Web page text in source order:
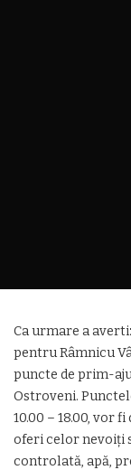
Ca urmare a
pentru Râmnicu
puncte de prim-
Ostroveni.
10.00 – 18.00, vor
oferi celor nevoiți
controlată, apă,